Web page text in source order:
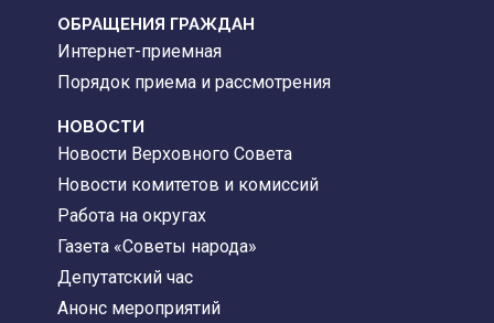
ОБРАЩЕНИЯ ГРАЖДАН
Интернет-приемная
Порядок приема и рассмотрения
НОВОСТИ
Новости Верховного Совета
Новости комитетов и комиссий
Работа на округах
Газета «Советы народа»
Депутатский час
Анонс мероприятий